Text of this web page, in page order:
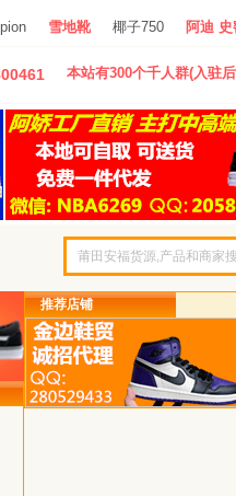
雪地靴 椰子750 阿迪
本站有300个千人群(入驻
推荐店铺